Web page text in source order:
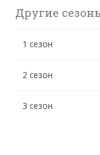
Другие
1 сезон
2 сезон
3 сезон